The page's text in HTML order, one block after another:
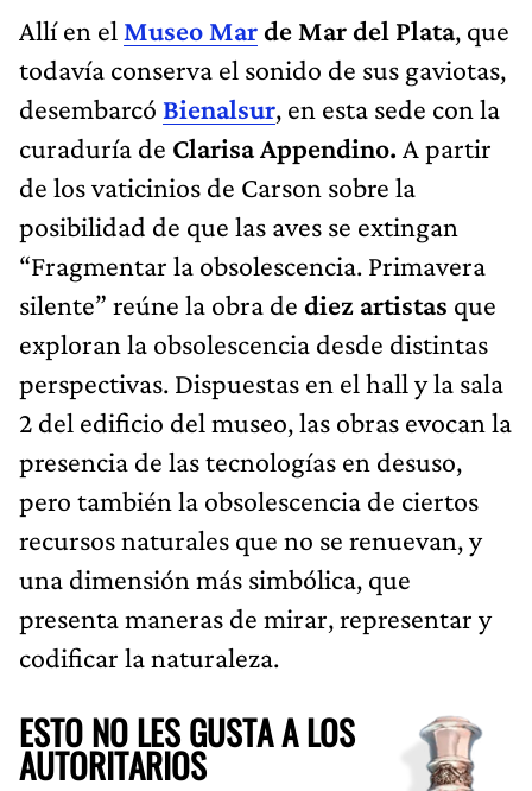
Allí en el Museo Marde Mar del Plata, que
todavía conserva el sonido de sus gaviotas,
desembarcó Bienalsur, en esta sede con la
curaduría de Clarisa Appendino. A partir
de los vaticinios de Carson sobre la
posibilidad de que las aves se extingan
“Fragmentar la obsolescencia. Primavera
silente” reúne la obra de diez artistas que
exploran la obsolescencia desde distintas
perspectivas. Dispuestas en el hall y la sala
2 del edificio del museo, las obras evocan la
presencia de las tecnologías en desuso,
pero también la obsolescencia de ciertos
recursos naturales que no se renuevan, y
una dimensión más simbólica, que
presenta maneras de mirar, representar y
codificar la naturaleza.
ESTO NO LES GUSTA A LOS
AUTORITARIOS